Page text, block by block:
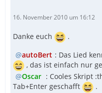
16. November 2010 um 16:12
Danke euch
.
autoBert : Das Lied
, das ist einfach nur
Oscar : Cooles Skript
Tab+Enter geschafft
.